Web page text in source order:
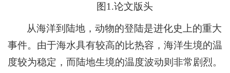
图1.论文版头
从海洋到陆地，动物的登陆是进化史上的重大
事件。由于海水具有较高的比热容，海洋生境的温
度较为稳定，而陆地生境的温度波动则非常剧烈。